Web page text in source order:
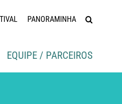
PANORAMINHA
EQUIPE / PARCEIROS